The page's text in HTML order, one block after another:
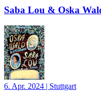
Saba Lou & Oska
6. Apr. 2024 | Stuttgart